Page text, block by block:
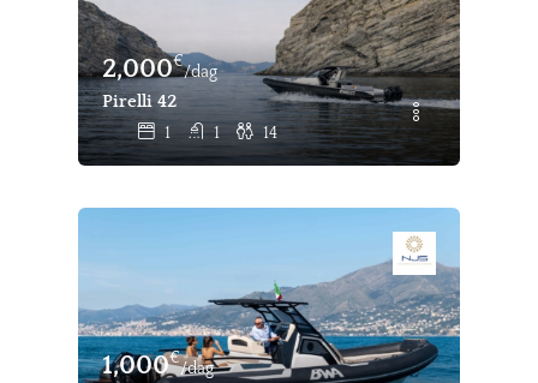
2,000€
/dag
Pirelli 42
1 1 14
1,000€
/dag